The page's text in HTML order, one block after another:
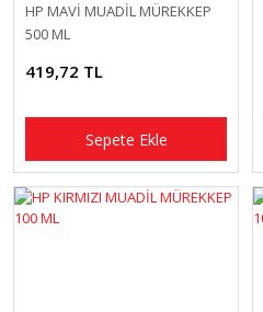
HP MAVİ MUADİL MÜREKKEP
500 ML
419,72 TL
Sepete Ekle